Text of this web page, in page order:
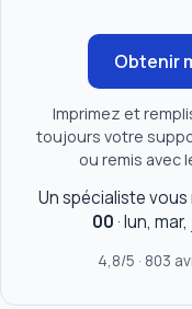
Obtenir
Imprimez et
toujours votre
ou remis avec
Un spécialiste
00 · lun,
4,8/5 · 803